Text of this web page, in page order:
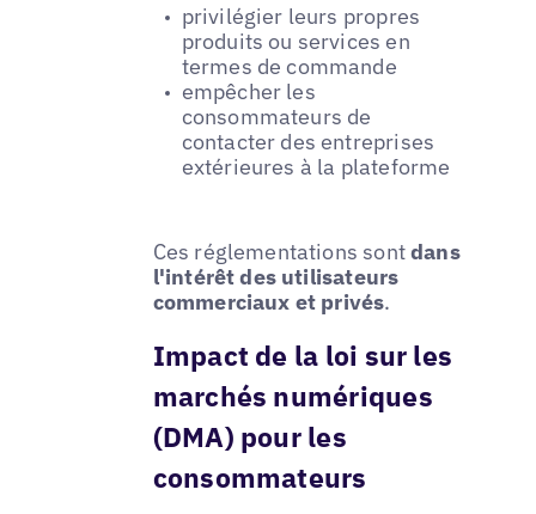
privilégier leurs propres
produits ou services en
termes de commande
empêcher les
consommateurs de
contacter des entreprises
extérieures à la plateforme
Ces réglementations sontdans
l'intérêt des utilisateurs
commerciaux et privés.
Impact de la loi sur les
marchés numériques
(DMA) pour les
consommateurs